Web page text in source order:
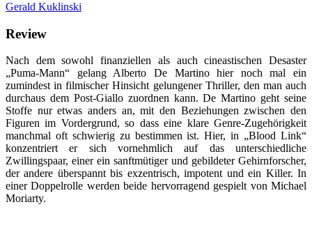
Gerald Kuklinski
Review
Nach dem sowohl finanziellen als auch cineastischen Desaster
„Puma-Mann“ gelang Alberto De Martino hier noch mal ein
zumindest in filmischer Hinsicht gelungener Thriller, den man auch
durchaus dem Post-Giallo zuordnen kann. De Martino geht seine
Stoffe nur etwas anders an, mit den Beziehungen zwischen den
Figuren im Vordergrund, so dass eine klare Genre-Zugehörigkeit
manchmal oft schwierig zu bestimmen ist. Hier, in „Blood Link“
konzentriert er sich vornehmlich auf das unterschiedliche
Zwillingspaar, einer ein sanftmütiger und gebildeter Gehirnforscher,
der andere überspannt bis exzentrisch, impotent und ein Killer. In
einer Doppelrolle werden beide hervorragend gespielt von Michael
Moriarty.